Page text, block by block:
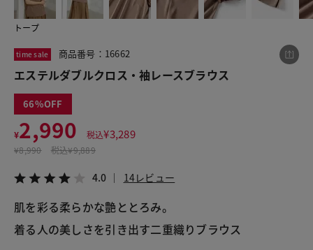
トープ
1
time sale 商品番号：16662
エステルダブルクロス・袖レースブラウス
66
¥2,990 税込¥3,289
¥8,990 税込¥9,889
4.0 14レビュー
肌を彩る柔らかな艶ととろみ。
着る人の美しさを引き出す二重織りブラウス
この商品をシェアする
¥2,990 税込¥3,289
LINE X メール